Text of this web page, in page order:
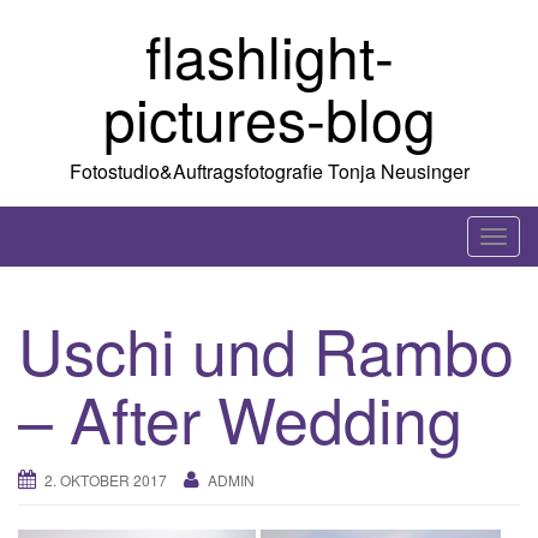
flashlight-
pictures-blog
Fotostudio&Auftragsfotografie Tonja Neusinger
T
o
Uschi und Rambo
– After Wedding
2. OKTOBER 2017 ADMIN